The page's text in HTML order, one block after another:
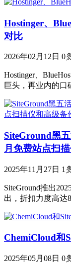
Hostinger、
对比
2026年02月12日 0
Hostinger、
巨头，再业内的
SiteGround黑
月免费站点扫
2025年11月27日 1
SiteGround推出
出，折扣力度高
ChemiCloud和
2025年05月08日 0